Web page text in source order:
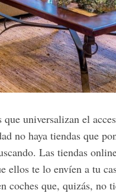
universalizan el
no haya tiendas que
Las tiendas
ellos te lo envíen a tu
coches que, quizás, no